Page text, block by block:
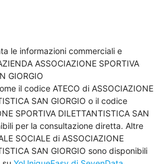
le informazioni commerciali e
ASSOCIAZIONE SPORTIVA
GIORGIO
il codice ATECO di ASSOCIAZIONE
SAN GIORGIO o il codice
SPORTIVA DILETTANTISTICA SAN
per la consultazione diretta. Altre
SOCIALE di ASSOCIAZIONE
SAN GIORGIO sono disponibili